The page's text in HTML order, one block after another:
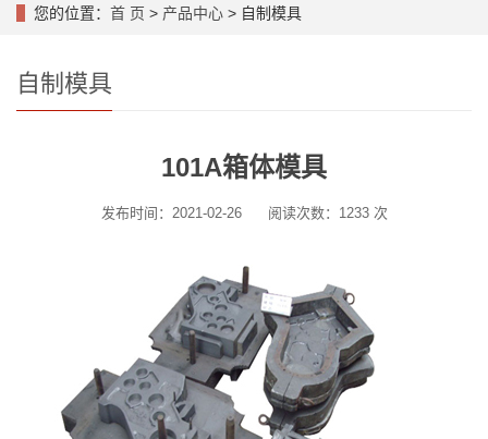
您的位置： 首 页 > 产品中心 > 自制模具
自制模具
101A箱体模具
发布时间：2021-02-26 阅读次数：1233 次